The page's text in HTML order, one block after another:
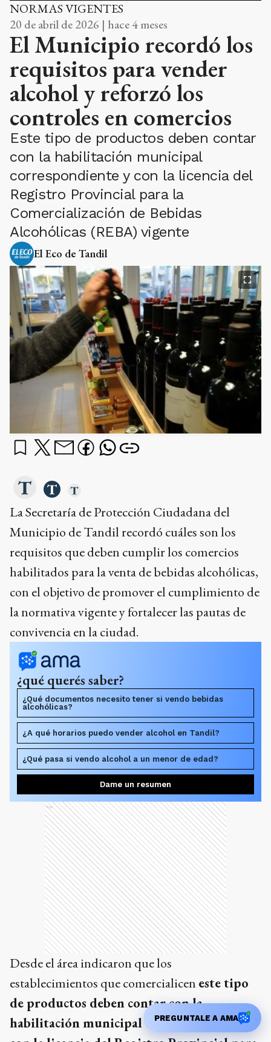
NORMAS VIGENTES
20 de abril de 2026 | hace 4 meses
El Municipio recordó los
requisitos para vender
alcohol y reforzó los
controles en comercios
Este tipo de productos deben contar
con la habilitación municipal
correspondiente y con la licencia del
Registro Provincial para la
Comercialización de Bebidas
Alcohólicas (REBA) vigente
El Eco de Tandil
La Secretaría de Protección Ciudadana del
Municipio de Tandil recordó cuáles son los
requisitos que deben cumplir los comercios
habilitados para la venta de bebidas alcohólicas,
con el objetivo de promover el cumplimiento de
la normativa vigente y fortalecer las pautas de
convivencia en la ciudad.
¿qué querés saber?
¿Qué documentos necesito tener si vendo bebidas
alcohólicas?
¿A qué horarios puedo vender alcohol en Tandil?
¿Qué pasa si vendo alcohol a un menor de edad?
Dame un resumen
Ads
Desde el área indicaron que los
establecimientos que comercialicen este tipo
de productos deben contar con la
habilitación municipal correspondiente y
PREGUNTALE A AMA